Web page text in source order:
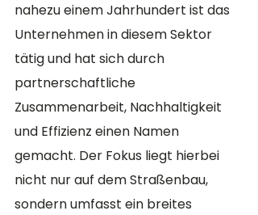
nahezu einem Jahrhundert ist das
Unternehmen in diesem Sektor
tätig und hat sich durch
partnerschaftliche
Zusammenarbeit, Nachhaltigkeit
und Effizienz einen Namen
gemacht. Der Fokus liegt hierbei
nicht nur auf dem Straßenbau,
sondern umfasst ein breites